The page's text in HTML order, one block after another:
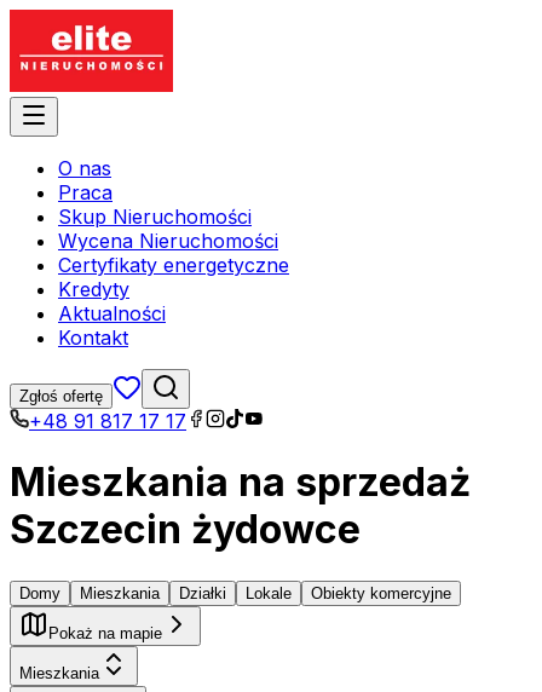
O nas
Praca
Skup Nieruchomości
Wycena Nieruchomości
Certyfikaty energetyczne
Kredyty
Aktualności
Kontakt
Zgłoś ofertę
+48 91 817 17 17
Mieszkania na sprzedaż
Szczecin żydowce
Domy Mieszkania Działki Lokale Obiekty komercyjne
Pokaż na mapie
Mieszkania